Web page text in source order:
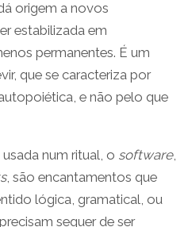
origem a novos
estabilizada em
permanentes. É um
que se caracteriza por
e não pelo que
num ritual, o software,
, são encantamentos que
lógica, gramatical, ou
sequer de ser